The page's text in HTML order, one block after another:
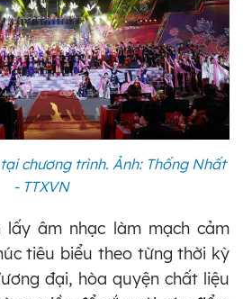
chương trình. Ảnh: Thống Nhất
- TTXVN
lấy âm nhạc làm mạch cảm
tiêu biểu theo từng thời kỳ
đại, hòa quyện chất liệu